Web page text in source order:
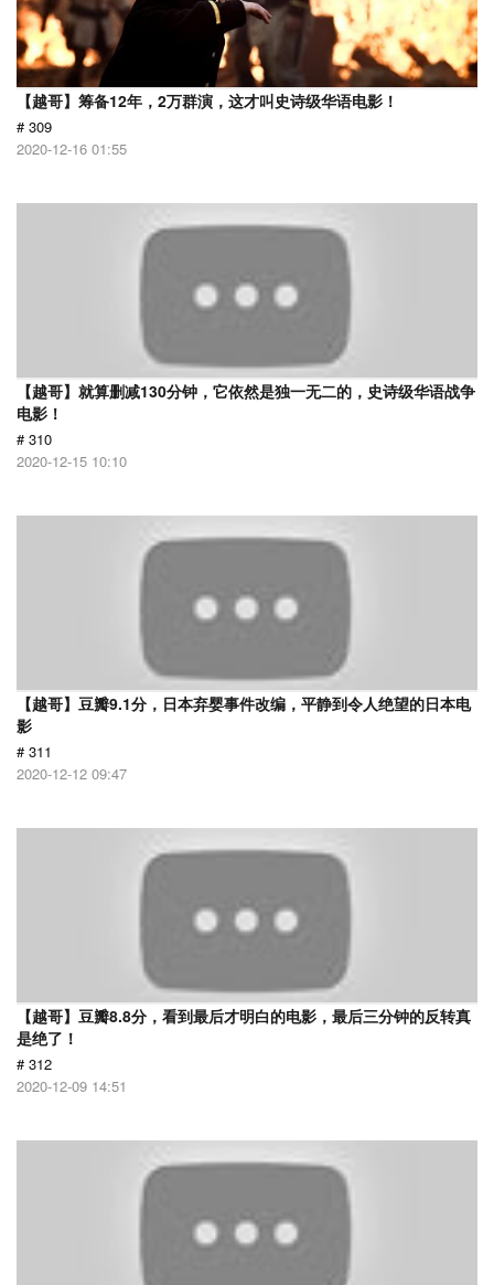
【越哥】筹备12年，2万群演，这才叫史诗级华语电影！
# 309
2020-12-16 01:55
【越哥】就算删减130分钟，它依然是独一无二的，史诗级华语战争
电影！
# 310
2020-12-15 10:10
【越哥】豆瓣9.1分，日本弃婴事件改编，平静到令人绝望的日本电
影
# 311
2020-12-12 09:47
【越哥】豆瓣8.8分，看到最后才明白的电影，最后三分钟的反转真
是绝了！
# 312
2020-12-09 14:51